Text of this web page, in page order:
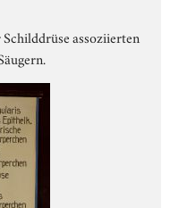
assoziierten